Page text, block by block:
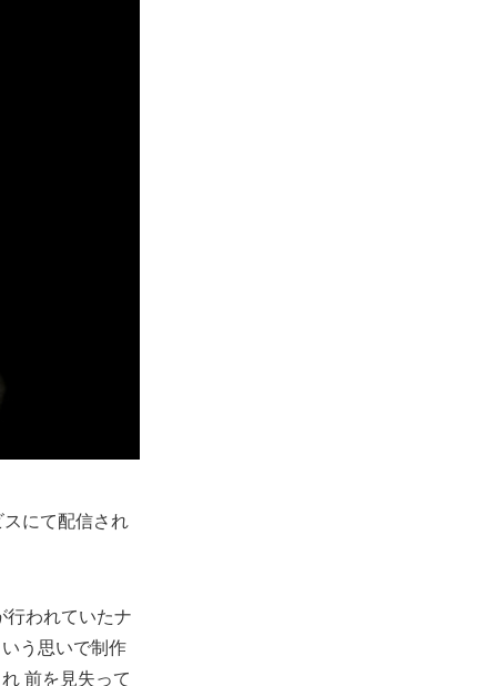
にて配信され
われていたナ
う思いで制作
前を見失って